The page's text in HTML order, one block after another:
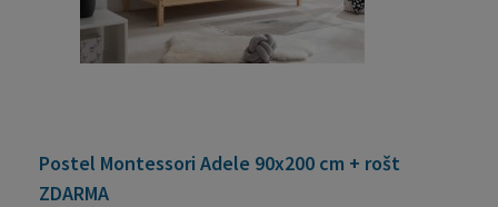
Postel Montessori Adele 90x200 cm + rošt
ZDARMA